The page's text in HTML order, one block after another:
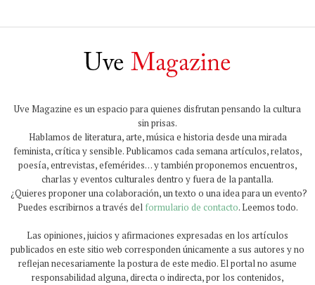
Uve Magazine es un espacio para quienes disfrutan pensando la cultura
sin prisas.
Hablamos de literatura, arte, música e historia desde una mirada
feminista, crítica y sensible. Publicamos cada semana artículos, relatos,
poesía, entrevistas, efemérides… y también proponemos encuentros,
charlas y eventos culturales dentro y fuera de la pantalla.
¿Quieres proponer una colaboración, un texto o una idea para un evento?
Puedes escribirnos a través del formulario de contacto. Leemos todo.
Las opiniones, juicios y afirmaciones expresadas en los artículos
publicados en este sitio web corresponden únicamente a sus autores y no
reflejan necesariamente la postura de este medio. El portal no asume
responsabilidad alguna, directa o indirecta, por los contenidos,